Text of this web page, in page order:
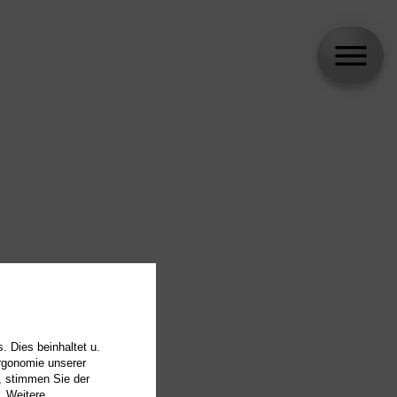
Dies beinhaltet u.
unserer
stimmen Sie der